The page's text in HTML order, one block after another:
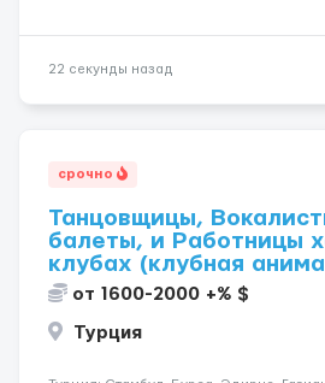
22 секунды назад
срочно
Танцовщицы,
балеты, и Работницы
клубах (клубная
от 1600-2000 +% $
Турция